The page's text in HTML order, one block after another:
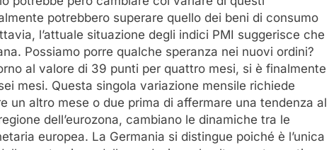
potrebbero superare quello dei beni di consumo
l’attuale situazione degli indici PMI suggerisce che
Possiamo porre qualche speranza nei nuovi ordini?
al valore di 39 punti per quattro mesi, si è finalmente
mesi. Questa singola variazione mensile richiede
altro mese o due prima di affermare una tendenza al
dell’eurozona, cambiano le dinamiche tra le
europea. La Germania si distingue poiché è l’unica